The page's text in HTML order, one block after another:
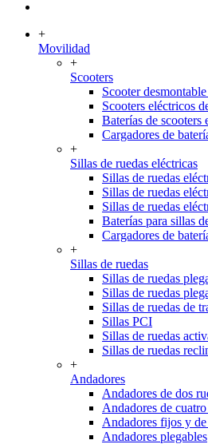
+
Movilidad
+
Scooters
Scooter
Scooters eléctricos
Baterías de scooters
Cargadores de
+
Sillas de ruedas eléctricas
Sillas de ruedas
Sillas de ruedas
Sillas de ruedas
Baterías para sillas
Cargadores de
+
Sillas de ruedas
Sillas de ruedas
Sillas de ruedas
Sillas de ruedas de
Sillas PCI
Sillas de ruedas
Sillas de ruedas
+
Andadores
Andadores de dos
Andadores de
Andadores fijos y de
Andadores plegables